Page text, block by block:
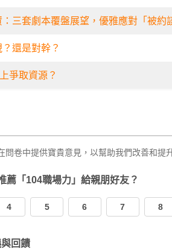
三套劇本覆盤展望，優雅應對「被約
還是對幹？
爭取資源？
問卷中提供寶貴意見，以幫助我們改善和提
薦「104職場力」給親朋好友？
4 5 6 7 8
回饋